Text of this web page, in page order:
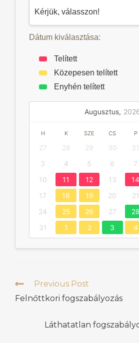
Dátum kiválasztása:
Telített
Közepesen telített
Enyhén telített
Augusztus,
H K SZE CS P
27 28 29 30 31
3
4 5 6 7
10
11 12 13 14
17
18 19 20 21
24
25 26 27 28
31
1 2 3 4
Previous Post
Felnőttkori fogszabályozás
Láthatatlan